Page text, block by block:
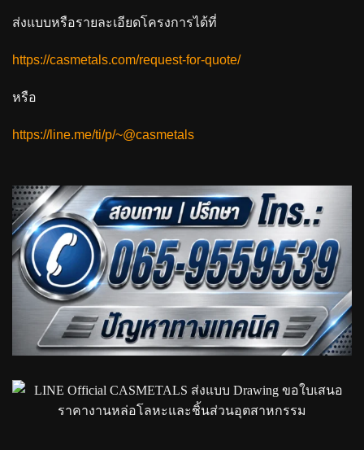
ส่งแบบหรือรายละเอียดโครงการได้ที่
https://casmetals.com/request-for-quote/
หรือ
https://line.me/ti/p/~@casmetals